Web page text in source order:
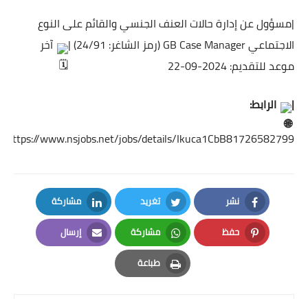
|مسؤول عن إدارة حالات العنف الجنسي والقائم على النوع
الاجتماعي GB Case Manager (رمز الشاغر: 24/91) |
آخر
موعد للتقديم: 2024-09-22
|
الرابط:
https://www.nsjobs.net/jobs/details/Ikuca1CbB81726582799
نشر
Facebook
تغريد
Twitter
مشاركة
LinkedIn
حفظ
Pinterest
مشاركة
Whatsapp
إرسال
Email
طباعة
Print